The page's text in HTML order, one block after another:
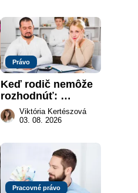
Právo
Keď rodič nemôže
rozhodnúť:
nahradenie prejavu
vôle súdom v
Viktória Kertészová
03. 08. 2026
Pracovné právo